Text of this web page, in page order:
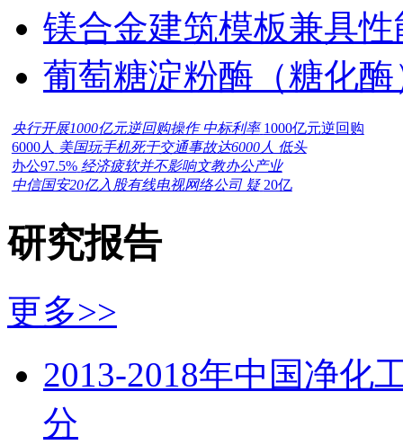
镁合金建筑模板兼具
葡萄糖淀粉酶（糖化
央行开展1000亿元逆回购操作 中标利率 1000亿元逆回购
6000人 美国玩手机死于交通事故达6000人 低头
办公97.5% 经济疲软并不影响文教办公产业
中信国安20亿入股有线电视网络公司 疑 20亿
研究报告
更多>>
2013-2018年中国净化
分